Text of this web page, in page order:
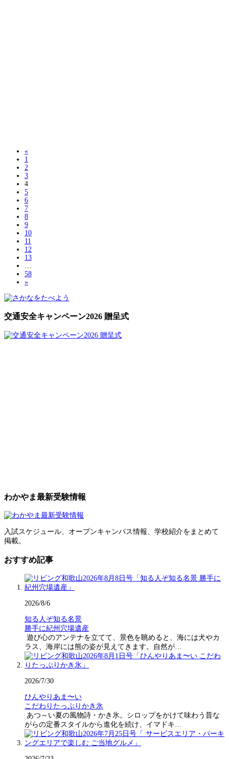
«
1
2
3
4
5
6
7
8
9
10
11
12
13
58
»
交通安全キャンペーン2026 贈呈式
わかやま最新受験情報
入試スケジュール、オープンキャンパス情報、学校紹介をまとめて
掲載。
おすすめ記事
2026/8/6
知る人ぞ知る名景
勝手に紀州穴場遺産
遊び心のアンテナを立てて、景色を眺めると、海には犬やカ
ラス、海岸には熊の姿が見えてきます。自然が…
2026/7/30
ひんやりあま〜い
こだわりたっぷりかき氷
あつ～い夏の風物詩・かき氷。シロップをかけて味わう昔な
がらの定番スタイルから進化を続け、イマドキ…